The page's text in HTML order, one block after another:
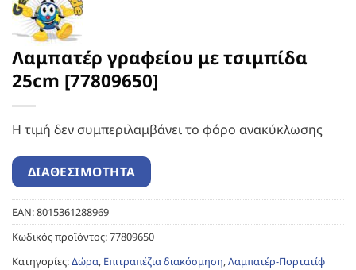
Λαμπατέρ γραφείου με τσιμπίδα
25cm [77809650]
Η τιμή δεν συμπεριλαμβάνει το φόρο ανακύκλωσης
EAN:8015361288969
Κωδικός προϊόντος:77809650
Κατηγορίες:Δώρα, Επιτραπέζια διακόσμηση,Λαμπατέρ-Πορτατίφ